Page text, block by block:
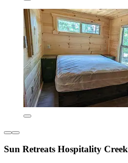
Sun Retreats Hospitality Creek